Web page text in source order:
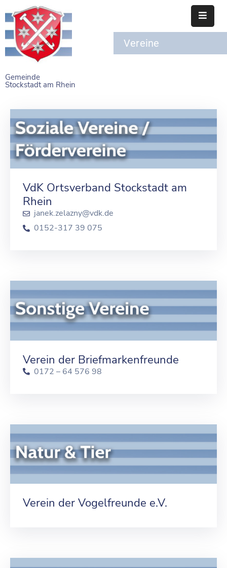
Gemeinde
Stockstadt am Rhein
STARTSEITE
BÜRGERSERVICE
NAHERHOLUNG
FREIZEITEINRICHTUNGEN
VEREINE
Vereine
VdK Ortsverband Stockstadt am
Rhein
janek.zelazny@vdk.de
0152-317 39 075
Verein der Briefmarkenfreunde
0172 – 64 576 98
Verein der Vogelfreunde e.V.